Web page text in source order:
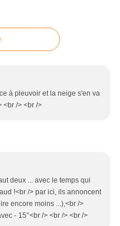
à pleuvoir et la neige s'en va
<br /> <br />
deux ... avec le temps qui
!<br /> par ici, ils annoncent
encore moins ...),<br />
- 15°<br /> <br /> <br />